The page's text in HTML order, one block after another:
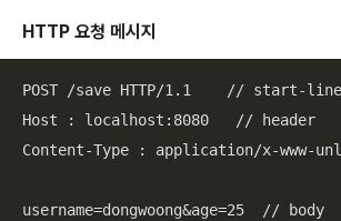
HTTP 요청 메시지
POST /save HTTP/1.1    // start-line
Host : localhost:8080   // header
Content-Type : application/x-www-
username=dongwoong&age=25  // body